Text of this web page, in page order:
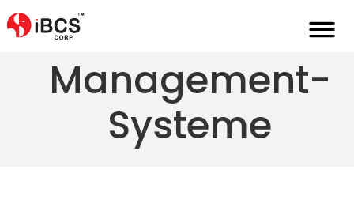
Management-
Systeme